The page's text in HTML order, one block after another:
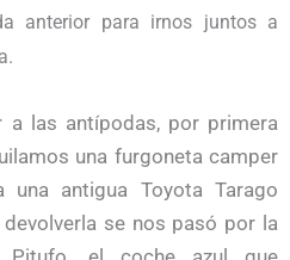
anterior para irnos juntos a
las antípodas, por primera
una furgoneta camper
una antigua Toyota Tarago
se nos pasó por la